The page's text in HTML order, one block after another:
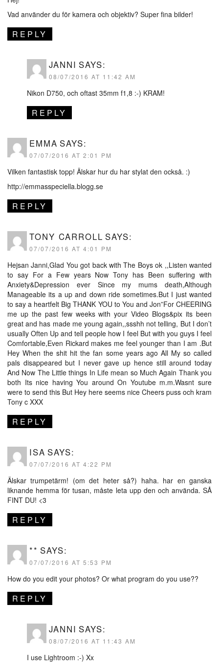
Vad använder du för kamera och objektiv? Super fina bilder!
REPLY
JANNI SAYS:
08/07/2016 AT 11:42 AM
Nikon D750, och oftast 35mm f1,8 :-) KRAM!
REPLY
EMMA SAYS:
07/07/2016 AT 2:01 PM
Vilken fantastisk topp! Älskar hur du har stylat den också. :)
http://emmasspeciella.blogg.se
REPLY
TONY CARROLL SAYS:
07/07/2016 AT 4:01 PM
Hejsan Janni,Glad You got back with The Boys ok ,,Listen wanted
to say For a Few years Now Tony has Been suffering with
Anxiety&Depression ever Since my mums death,Although
Manageable its a up and down ride sometimes.But I just wanted
to say a heartfelt Big THANK YOU to You and Jon”For CHEERING
me up the past few weeks with your Video Blogs&pix its been
great and has made me young again,,ssshh not telling, But I don’t
usually Often Up and tell people how I feel But with you guys I feel
Comfortable,Even Rickard makes me feel younger than I am .But
Hey When the shit hit the fan some years ago All My so called
pals disappeared but I never gave up hence still around today
And Now The Little things In Life mean so Much Again Thank you
both Its nice having You around On Youtube m.m.Wasnt sure
were to send this But Hey here seems nice Cheers puss och kram
Tony c XXX
REPLY
ISA SAYS:
07/07/2016 AT 4:22 PM
Älskar trumpetärm! (om det heter så?) haha. har en ganska
liknande hemma för tusan, måste leta upp den och använda. SÅ
FINT DU! <3
REPLY
** SAYS:
07/07/2016 AT 5:53 PM
How do you edit your photos? Or what program do you use??
REPLY
JANNI SAYS:
08/07/2016 AT 11:43 AM
I use Lightroom :-) Xx